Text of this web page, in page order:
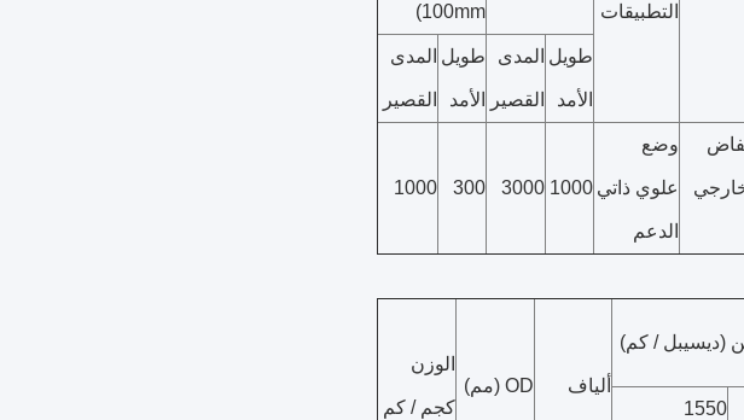
التطبيقات 100mm)
طويل
الأمد
المدى
القصير
طويل
الأمد
المدى
القصير
خارجي
وضع
علوي ذاتي
الدعم
1000
3000
300
1000
(ديسيبل / كم)
ألياف OD (مم)
الوزن
كجم / كم
1550